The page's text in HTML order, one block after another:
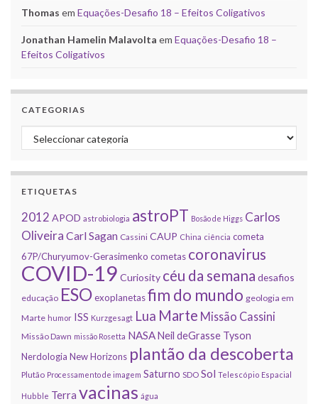
Thomas em Equações-Desafio 18 – Efeitos Coligativos
Jonathan Hamelin Malavolta em Equações-Desafio 18 –
Efeitos Coligativos
CATEGORIAS
Categorias
ETIQUETAS
2012 APOD astrobiologia astroPT Bosão de Higgs Carlos
Oliveira Carl Sagan Cassini CAUP China ciência cometa
67P/Churyumov-Gerasimenko cometas coronavirus
COVID-19 Curiosity céu da semana desafios
educação ESOexoplanetasfim do mundo geologia em
Marte humor ISS Kurzgesagt Lua Marte Missão Cassini
Missão Dawn missão Rosetta NASANeil deGrasse Tyson
Nerdologia New Horizons plantão da descoberta
Plutão Processamento de imagem Saturno SDO Sol Telescópio Espacial
Hubble Terra vacinas água